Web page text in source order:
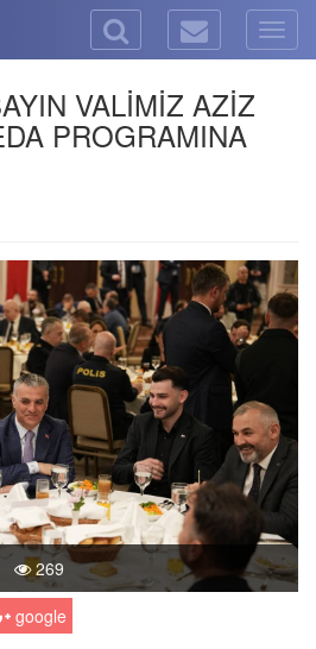
VALİMİZ AZİZ
PROGRAMINA
269
google